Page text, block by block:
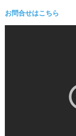
お問合せはこちら